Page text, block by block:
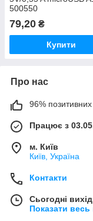
500550
79,20 ₴
Купити
Про нас
96% позитивних
Працює з
м. Київ
Київ, Україна
Контакти
Сьогодні
Показати весь